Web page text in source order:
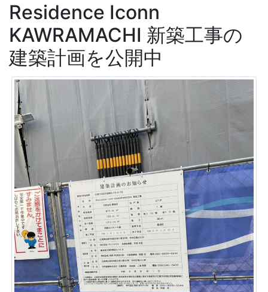
Residence Iconn
KAWRAMACHI 新築工事の
建築計画を公開中